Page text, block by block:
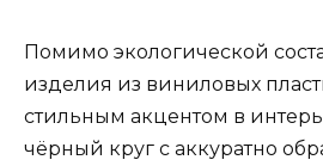
Помимо экологической
изделия из виниловых
стильным акцентом в
чёрный круг с аккуратно